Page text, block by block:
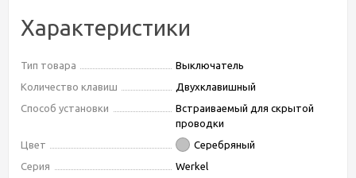
Характеристики
Тип товара
Выключатель
Количество клавиш
Двухклавишный
Способ установки
Встраиваемый для скрытой
проводки
Цвет
Серебряный
Серия
Werkel